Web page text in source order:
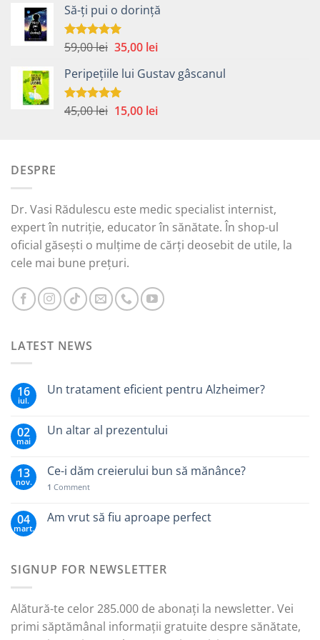
a
fost:
45,00 lei.
este:
Să-ți pui o dorință
Evaluat la
59,00lei Prețul
a
fost:
59,00 lei.
35,00 leiPrețul
este:
Peripețiile lui Gustav gâscanul
Evaluat la
45,00lei Prețul
15,00 leiPrețul
DESPRE
Dr. Vasi Rădulescu este medic specialist internist,
expert în nutriție, educator în sănătate. În shop-ul
oficial găsești o mulțime de cărți deosebit de utile, la
cele mai bune prețuri.
LATEST NEWS
16
iul.
Un tratament eficient pentru Alzheimer?
02
mai
Un altar al prezentului
13
nov.
Ce-i dăm creierului bun să mănânce?
1 Comment
04
mart.
Am vrut să fiu aproape perfect
SIGNUP FOR NEWSLETTER
Alătură-te celor 285.000 de abonați la newsletter. Vei
primi săptămânal informații gratuite despre sănătate,